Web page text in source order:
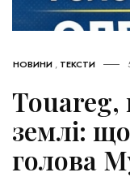
НОВИНИ , ТЕКСТИ
Touareg,
землі:
голова